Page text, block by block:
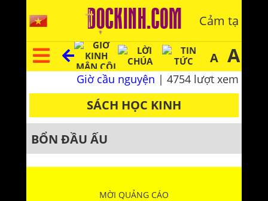
Cảm tạ
A A
Giờ cầu nguyện | 4754 lượt xem
SÁCH HỌC KINH
BỔN ĐẦU ẤU
MỜI QUẢNG CÁO